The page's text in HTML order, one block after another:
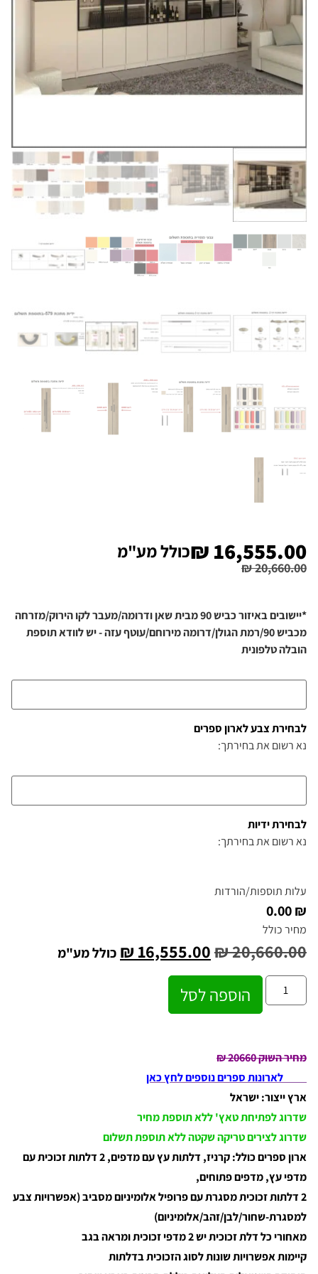
₪20,660.00
₪ 16,555.00 כולל מע"מ
*יישובים באיזור כביש 90 מבית שאן ודרומה/מעבר לקו הירוק/מזרחה
מכביש 90/רמת הגולן/דרומה מירוחם/עוטף עזה - יש לוודא תוספת
הובלה טלפונית
לבחירת צבע לארון ספרים
נא רשום את בחירתך:
לבחירת ידיות
נא רשום את בחירתך:
עלות תוספות/הורדות
₪ 0.00
מחיר כולל
₪20,660.00
₪ 16,555.00 כולל מע"מ
הוספה לסל
מחיר השוק 20660 ₪
לארונות ספרים נוספים לחץ כאן
ארץ ייצור: ישראל
שדרוג לפתיחת טאץ' ללא תוספת מחיר
שדרוג לצירים טריקה שקטה ללא תוספת תשלום
ארון ספרים כולל: קרניז, דלתות עץ עם מדפים, 2 דלתות זכוכית עם
מדפי עץ, מדפים פתוחים,
2 דלתות זכוכית מסגרת עם פרופיל אלומיניום מסביב (אפשרויות צבע
למסגרת-שחור/לבן/זהב/אלומיניום)
מאחורי כל דלת זכוכית יש 2 מדפי זכוכית ומראה בגב
קיימות אפשרויות שונות לסוג הזכוכית בדלתות